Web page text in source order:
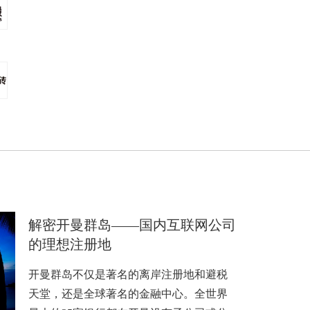
解密开曼群岛——国内互联网公司
的理想注册地
开曼群岛不仅是著名的离岸注册地和避税
天堂，还是全球著名的金融中心。全世界